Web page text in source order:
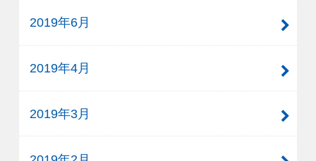
2019年6月
2019年4月
2019年3月